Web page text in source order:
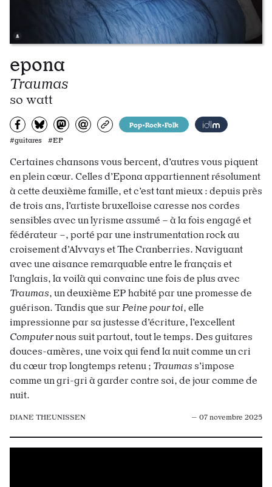
epona
Traumas
so watt
Partagez sur Facebook
Partager sur Bluesky
Partager sur Mastodon
Partagez par e-mail
Copiez l’urlPop•Rock•Folk
#guitares #EP
Certaines chansons vous bercent, d’autres vous piquent
en plein cœur. Celles d’Epona appartiennent résolument
à cette deuxième famille, et c’est tant mieux : depuis près
de trois ans, l’artiste bruxelloise caresse nos cordes
sensibles avec un lyrisme assumé – à la fois engagé et
fédérateur –, porté par une instrumentation rock au
croisement d’Alvvays et The Cranberries. Naviguant
avec une aisance remarquable entre le français et
l’anglais, la voilà qui convainc une fois de plus avec
Traumas, un deuxième EP habité par une promesse de
guérison. Tandis que sur Peine pour toi, elle
impressionne par sa justesse d’écriture, l’excellent
Computernous suit partout, tout le temps. Des guitares
douces-amères, une voix qui fend la nuit comme un cri
du cœur trop longtemps retenu ; Traumas s’impose
comme un gri-gri à garder contre soi, de jour comme de
nuit.
DIANE THEUNISSEN — 07 novembre 2025